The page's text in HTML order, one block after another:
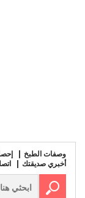
وصفات الطبخ
أخبري صديقتك